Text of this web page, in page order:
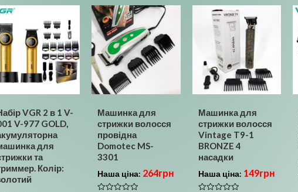
VGR 2 в 1 V-
V-977 GOLD,
для
та
Колір:
Машинка для
стрижки волосся
провідна
Domotec MS-
3301
Наша ціна: 264грн
Машинка для
стрижки волосся
Vintage T9-1
BRONZE 4
насадки
Наша ціна: 149грн